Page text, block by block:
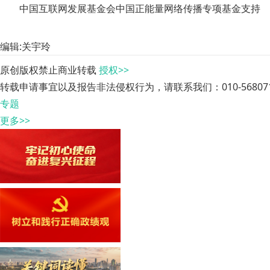
中国互联网发展基金会中国正能量网络传播专项基金支持
编辑:关宇玲
原创版权禁止商业转载 授权>>
转载申请事宜以及报告非法侵权行为，请联系我们：010-
专题
更多>>